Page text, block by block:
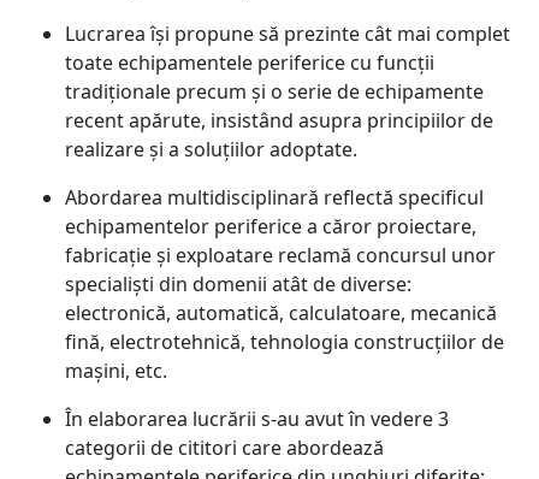
Lucrarea își propune să prezinte cât mai complet
toate echipamentele periferice cu funcții
tradiționale precum și o serie de echipamente
recent apărute, insistând asupra principiilor de
realizare și a soluțiilor adoptate.
Abordarea multidisciplinară reflectă specificul
echipamentelor periferice a căror proiectare,
fabricație și exploatare reclamă concursul unor
specialiști din domenii atât de diverse:
electronică, automatică, calculatoare, mecanică
fină, electrotehnică, tehnologia construcțiilor de
mașini, etc.
În elaborarea lucrării s-au avut în vedere 3
categorii de cititori care abordează